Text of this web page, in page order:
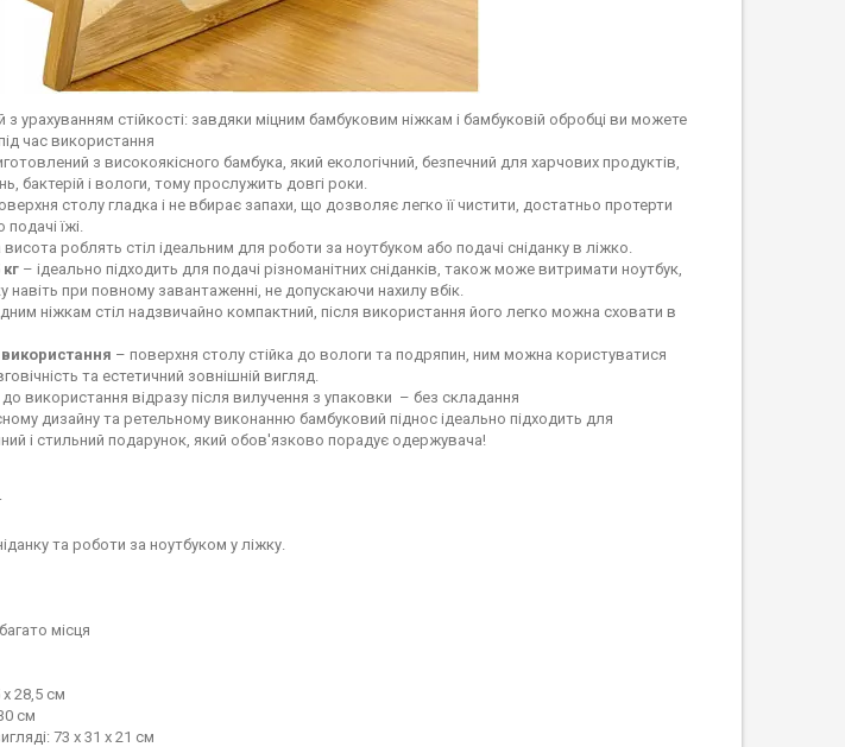
з урахуванням стійкості: завдяки міцним бамбуковим ніжкам і бамбуковій обробці ви можете
час використання
з високоякісного бамбука, який екологічний, безпечний для харчових продуктів,
бактерій і вологи, тому прослужить довгі роки.
столу гладка і не вбирає запахи, що дозволяє легко її чистити, достатньо протерти
їжі.
висота роблять стіл ідеальним для роботи за ноутбуком або подачі сніданку в ліжко.
– ідеально підходить для подачі різноманітних сніданків, також може витримати ноутбук,
навіть при повному завантаженні, не допускаючи нахилу вбік.
ніжкам стіл надзвичайно компактний, після використання його легко можна сховати в
– поверхня столу стійка до вологи та подряпин, ним можна користуватися
та естетичний зовнішній вигляд.
використання відразу після вилучення з упаковки – без складання
дизайну та ретельному виконанню бамбуковий піднос ідеально підходить для
і стильний подарунок, який обов'язково порадує одержувача!
та роботи за ноутбуком у ліжку.
місця
х 28,5 см
см
73 х 31 х 21 см